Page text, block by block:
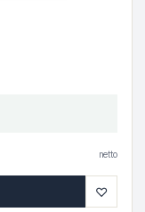
netto
♡